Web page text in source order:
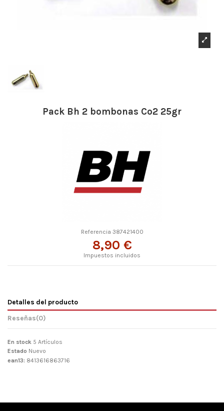
Pack Bh 2 bombonas Co2 25gr
Referencia 387421400
8,90 €
Impuestos incluidos
Detalles del producto
Reseñas(0)
En stock 5 Artículos
Estado Nuevo
ean13: 8413616863716